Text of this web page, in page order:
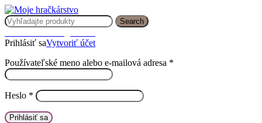
Search
Prihlásiť saVytvoriť účet
Používateľské meno alebo e-mailová adresa *
Heslo *
Prihlásiť sa